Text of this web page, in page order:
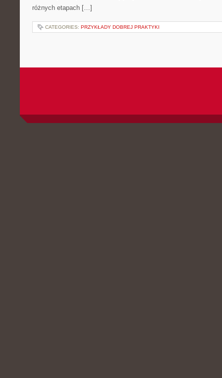
różnych etapach […]
CATEGORIES: PRZYKŁADY DOBREJ PRAKTYKI